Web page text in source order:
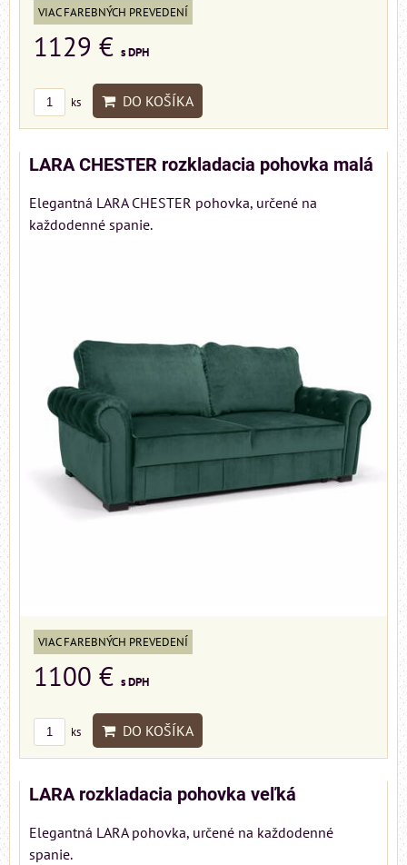
VIAC FAREBNÝCH PREVEDENÍ
1129 € s DPH
ks DO KOŠÍKA
LARA CHESTER rozkladacia pohovka malá
Elegantná LARA CHESTER pohovka, určené na
každodenné spanie.
VIAC FAREBNÝCH PREVEDENÍ
1100 € s DPH
ks DO KOŠÍKA
LARA rozkladacia pohovka veľká
Elegantná LARA pohovka, určené na každodenné
spanie.